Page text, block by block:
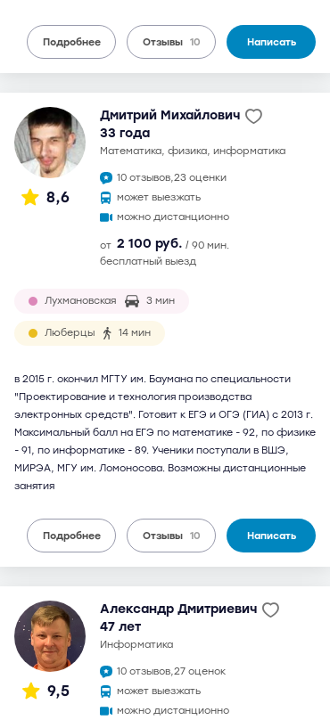
Подробнее Отзывы 10 Написать
8,6
Дмитрий Михайлович
33 года
математика, физика, информатика
10 отзывов,23 оценки
может выезжать
можно дистанционно
от 2 100 руб. / 90 мин.
бесплатный выезд
Лухмановская 3 мин
Люберцы 14 мин
в 2015 г. окончил МГТУ им. Баумана по специальности
"Проектирование и технология производства
электронных средств". Готовит к ЕГЭ и ОГЭ (ГИА) с 2013 г.
Максимальный балл на ЕГЭ по математике - 92, по физике
- 91, по информатике - 89. Ученики поступали в ВШЭ,
МИРЭА, МГУ им. Ломоносова. Возможны дистанционные
занятия
Подробнее Отзывы 10 Написать
9,5
Александр Дмитриевич
47 лет
информатика
10 отзывов,27 оценок
может выезжать
можно дистанционно